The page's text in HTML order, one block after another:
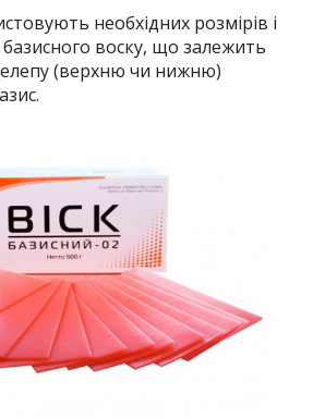
необхідних розмірів і
воску, що залежить
(верхню чи нижню)